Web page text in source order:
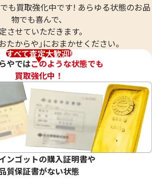
18金 (K18) メガネ
26.0g
参考買取価格
も買取強化中です! あらゆる状態のお品
物でも喜んで、
させていただきます。
たからや｣におまかせください。
すべて査定大歓迎!
やではこのような状態でも
買取強化中！
ンゴットの購入証明書や
質保証書がない状態